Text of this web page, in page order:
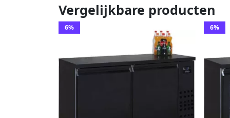
Vergelijkbare producten
6% 6%